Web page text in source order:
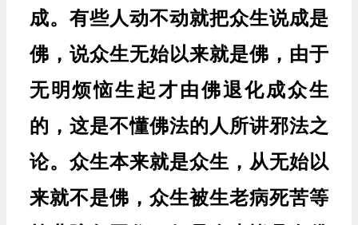
成。有些人动不动就把众生说成是
佛，说众生无始以来就是佛，由于
无明烦恼生起才由佛退化成众生
的，这是不懂佛法的人所讲邪法之
论。众生本来就是众生，从无始以
来就不是佛，众生被生老病死苦等